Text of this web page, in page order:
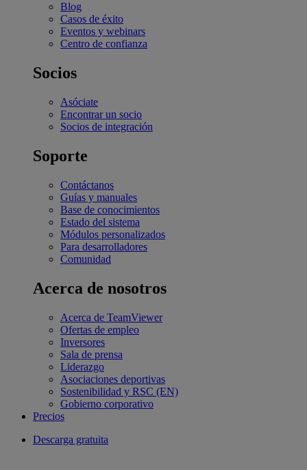
Blog
Casos de éxito
Eventos y webinars
Centro de confianza
Socios
Asóciate
Encontrar un socio
Socios de integración
Soporte
Contáctanos
Guías y manuales
Base de conocimientos
Estado del sistema
Módulos personalizados
Para desarrolladores
Comunidad
Acerca de nosotros
Acerca de TeamViewer
Ofertas de empleo
Inversores
Sala de prensa
Liderazgo
Asociaciones deportivas
Sostenibilidad y RSC (EN)
Gobierno corporativo
Precios
Descarga gratuita